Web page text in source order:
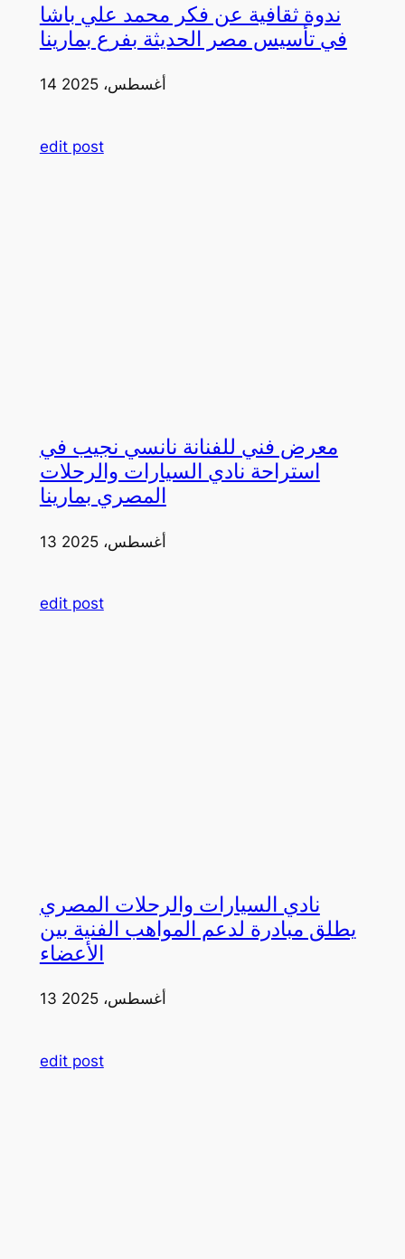
ندوة ثقافية عن فكر محمد علي باشا
في تأسيس مصر الحديثة بفرع بمارينا
14 أغسطس، 2025
edit post
معرض فني للفنانة نانسي نجيب في
استراحة نادي السيارات والرحلات
المصري بمارينا
13 أغسطس، 2025
edit post
نادي السيارات والرحلات المصري
يطلق مبادرة لدعم المواهب الفنية بين
الأعضاء
13 أغسطس، 2025
edit post